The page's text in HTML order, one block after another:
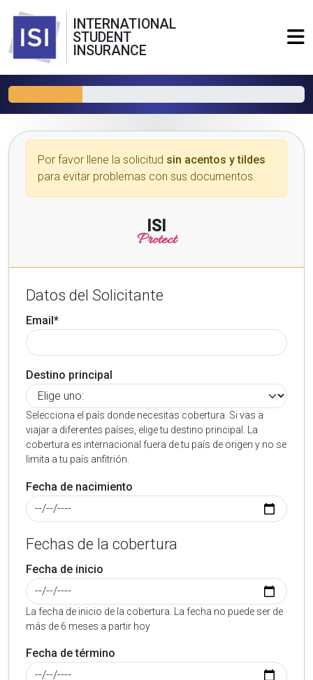
INTERNATIONAL
STUDENT
INSURANCE
Por favor llene la solicitud sin acentos y tildes
para evitar problemas con sus documentos.
ISI
Protect
Datos del Solicitante
Email*
Destino principal
Selecciona el país donde necesitas cobertura. Si vas a
viajar a diferentes países, elige tu destino principal. La
cobertura es internacional fuera de tu país de origen y no se
limita a tu país anfitrión.
Fecha de nacimiento
Fechas de la cobertura
Fecha de inicio
La fecha de inicio de la cobertura. La fecha no puede ser de
más de 6 meses a partir hoy
Fecha de término